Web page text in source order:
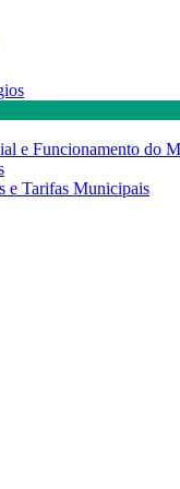
e Funcionamento do
e Tarifas Municipais